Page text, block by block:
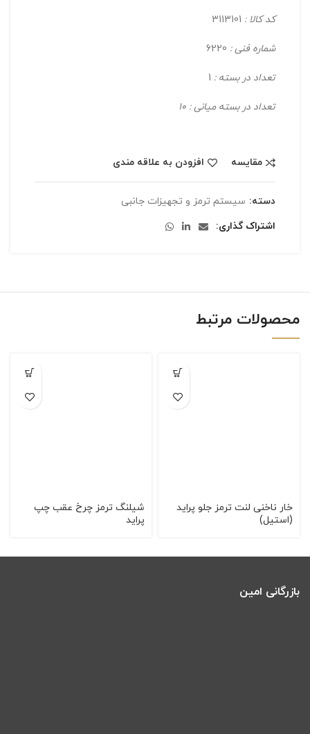
کد کالا :
شماره فنی :
تعداد در بسته :
تعداد در بسته میانی : 10
مقایسه افزودن به علاقه مندی
دسته: سیستم ترمز و تجهیزات جانبی
اشتراک گذاری
محصولات مرتبط
خار ناخنی لنت ترمز جلو پرايد
(استيل)
شیلنگ ترمز چرخ عقب چپ
پراید
بازرگانی امین